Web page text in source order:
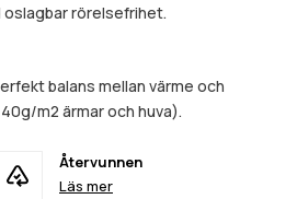
rörelsefrihet.
balans mellan värme och
m2 ärmar och huva).
Återvunnen
Läs mer